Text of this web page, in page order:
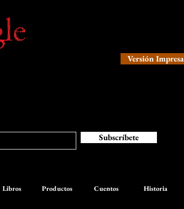
Versión Impresa
Subscríbete
Libros Productos Cuentos Historia